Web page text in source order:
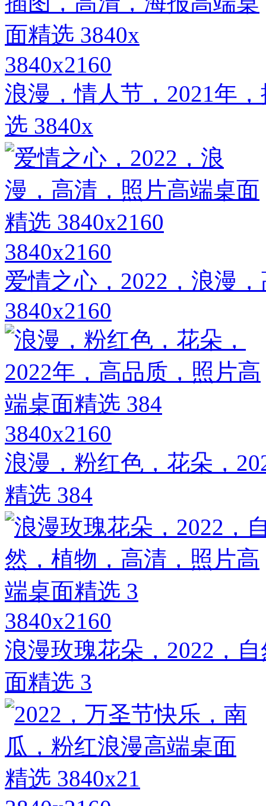
3840x2160
浪漫，情人节，2021年
选 3840x
3840x2160
爱情之心，2022，浪漫
3840x2160
3840x2160
浪漫，粉红色，花朵，
精选 384
3840x2160
浪漫玫瑰花朵，2022，
面精选 3